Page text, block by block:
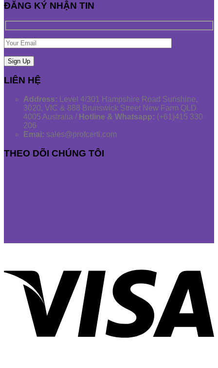
ĐĂNG KÝ NHẬN TIN
LIÊN HỆ
Address: Level 4/301 Hampshire Road Sunshine,
3020, VIC & 888 Brunswick Street New Farm QLD
4005 Australia / Hotline & Whatsapp: (+61)415 330
206
Emai: sales@profcerti.com
THEO DÕI CHÚNG TÔI